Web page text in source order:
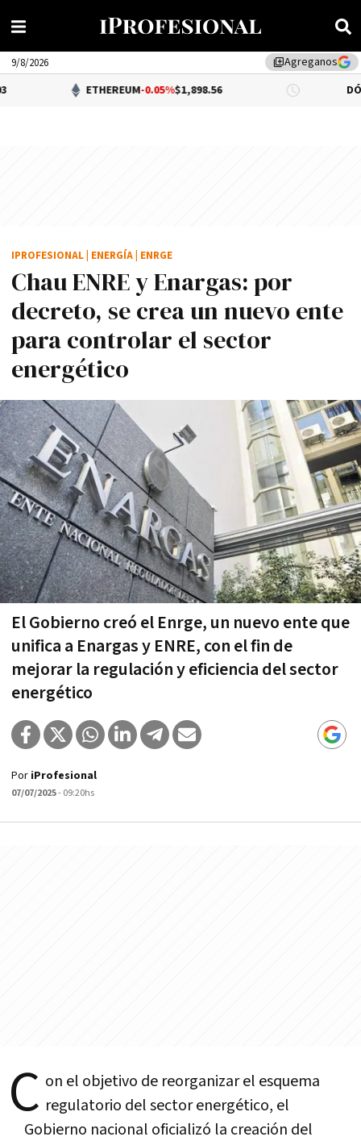
library_addAgreganos
9/8/2026
ETHEREUM-0.05%$1,898.56 DÓLAR BNA
Chau ENRE y Enargas: por
decreto, se crea un nuevo ente
para controlar el sector
energético
El Gobierno creó el Enrge, un nuevo ente que
unifica a Enargas y ENRE, con el fin de
mejorar la regulación y eficiencia del sector
energético
IPROFESIONAL ENERGÍA ENRGE
Por iProfesional
07/07/2025- 09:20hs
C on el objetivo de reorganizar el esquema
regulatorio del sector energético, el
Gobierno nacional oficializó la creación del